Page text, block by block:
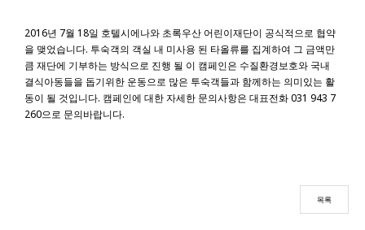
2016년 7월 18일 호텔시에나와 초록우산 어린이재단이 공식적으로 협약
을 맺었습니다. 투숙객의 객실 내 미사용 된 타올류를 집계하여 그 금액만
큼 재단에 기부하는 방식으로 진행 될 이 캠페인은 수질환경보호와 국내
결식아동들을 돕기위한 운동으로 많은 투숙객들과 함께하는 의미있는 활
동이 될 것입니다. 캠페인에 대한 자세한 문의사항은 대표전화 031 943 7
260으로 문의바랍니다.
목록